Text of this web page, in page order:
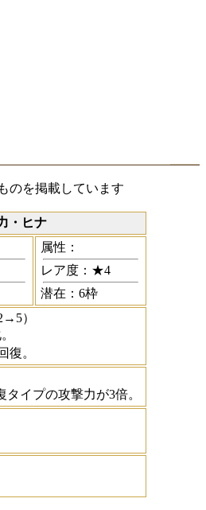
のを掲載しています
・ヒナ
属性：
レア度：★4
潜在：6枠
）
復。
イプの攻撃力が3倍。